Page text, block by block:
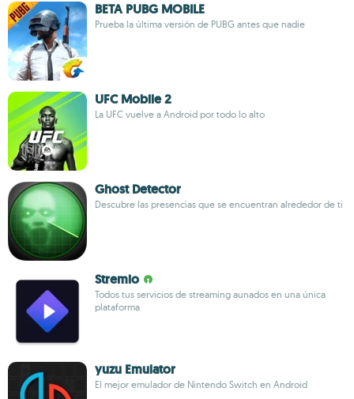
BETA PUBG MOBILE
Prueba la última versión de PUBG antes que nadie
UFC Mobile 2
La UFC vuelve a Android por todo lo alto
Ghost Detector
Descubre las presencias que se encuentran alrededor de ti
Stremio
Todos tus servicios de streaming aunados en una única
plataforma
yuzu Emulator
El mejor emulador de Nintendo Switch en Android